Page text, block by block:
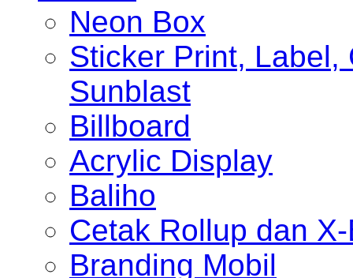
Neon Box
Sticker Print, Label,
Sunblast
Billboard
Acrylic Display
Baliho
Cetak Rollup dan
Branding Mobil